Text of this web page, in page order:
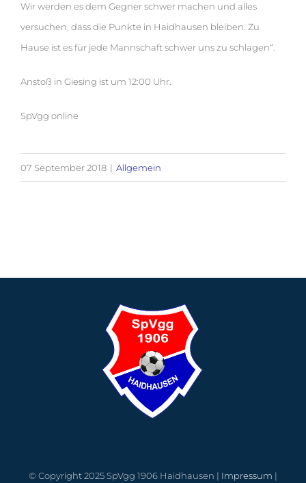
Wir werden es dem Gegner schwer machen und alles
versuchen, dass die Punkte in Haidhausen bleiben. Zu
Hause ist es für jede Mannschaft schwer uns zu schlagen“.
Anstoß in Giesing ist um 12:00 Uhr.
SpVgg online
07 September 2018 | Allgemein
© Copyright 2025 SpVgg 1906 Haidhausen | Impressum |